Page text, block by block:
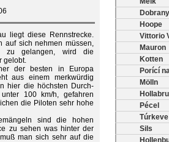
liegt diese Rennstrecke.
auf sich nehmen müssen,
zu gelangen, wird die
gelobt.
der besten in Europa
aus einem merkwürdig
hier die höchsten Durch-
unter 100 km/h, gefahren
die Piloten sehr hohe
sind die hohen
zu sehen was hinter der
man sich sehr auf die
Dobrany
Hoope
Vittorio
Mauron
Kotten
Porící
Mölln
Pécel
Túrkeve
Sils